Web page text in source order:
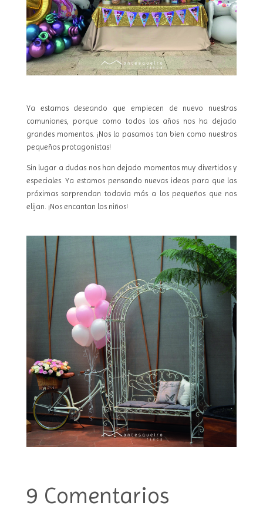
Ya estamos deseando que empiecen de nuevo nuestras
comuniones, porque como todos los años nos ha dejado
grandes momentos. ¡Nos lo pasamos tan bien como nuestros
pequeños protagonistas!
Sin lugar a dudas nos han dejado momentos muy divertidos y
especiales. Ya estamos pensando nuevas ideas para que las
próximas sorprendan todavía más a los pequeños que nos
elijan. ¡Nos encantan los niños!
9 Comentarios